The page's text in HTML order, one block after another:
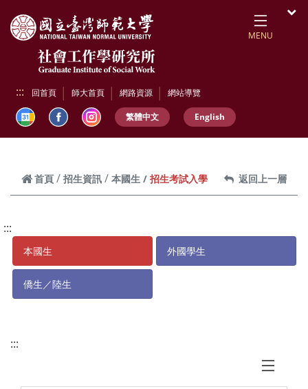
MENU
::: 回首頁 師大首頁 網路資源 網站導覽
繁體中文 English
首頁 招生資訊 本國生 招生考試入學 返回上一層
:::
本國生 外國學生
僑生／陸生
:::